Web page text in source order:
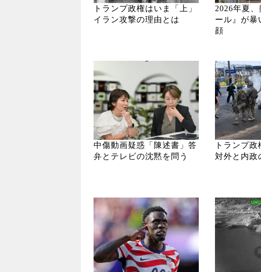
トランプ政権はいま「上」
イラン攻撃の理由とは
2026年夏、
ール』が暴
顔
中傷動画疑惑「陳述書」答
弁とテレビの沈黙を問う
トランプ政
対外と内政